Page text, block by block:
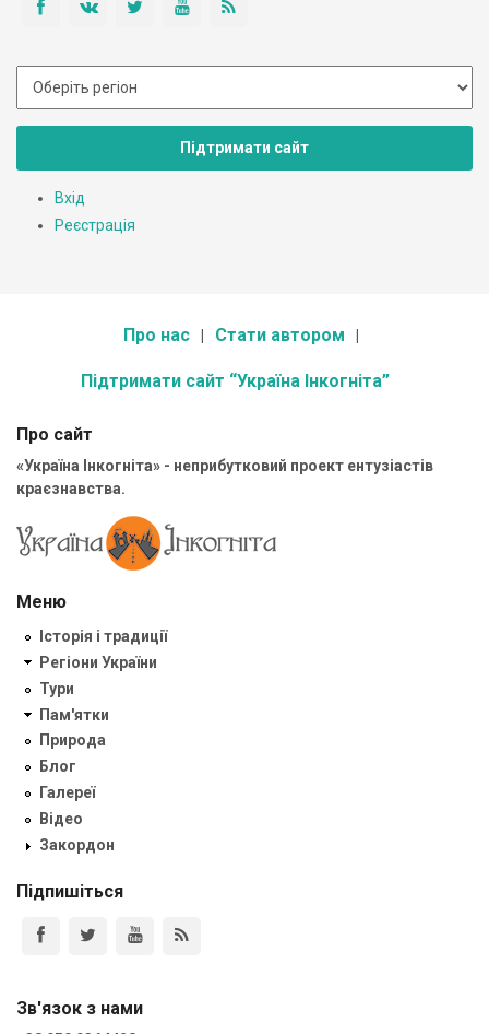
Підтримати сайт
Вхід
Реєстрація
Про нас Стати автором
Підтримати сайт “Україна Інкогніта”
Про сайт
«Україна Інкогніта» - неприбутковий проект ентузіастів
краєзнавства.
Меню
Історія і традиції
Регіони України
Тури
Пам'ятки
Природа
Блог
Галереї
Відео
Закордон
Підпишіться
Зв'язок з нами